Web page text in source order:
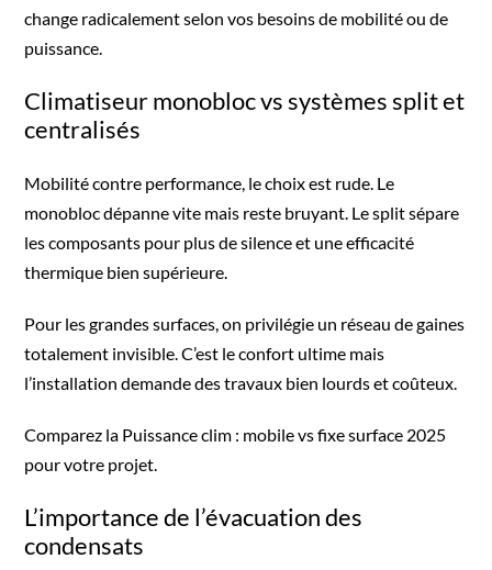
change radicalement selon vos besoins de mobilité ou de
puissance.
Climatiseur monobloc vs systèmes split et
centralisés
Mobilité contre performance, le choix est rude. Le
monobloc dépanne vite mais reste bruyant. Le split sépare
les composants pour plus de silence et une efficacité
thermique bien supérieure.
Pour les grandes surfaces, on privilégie un réseau de gaines
totalement invisible. C’est le confort ultime mais
l’installation demande des travaux bien lourds et coûteux.
Comparez la Puissance clim : mobile vs fixe surface 2025
pour votre projet.
L’importance de l’évacuation des
condensats